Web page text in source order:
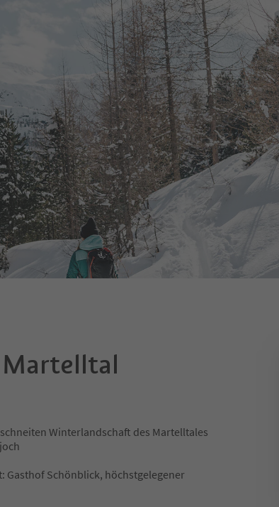
Winterlandschaft des Martelltales
Gasthof Schönblick, höchstgelegener